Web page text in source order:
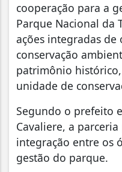
cooperação para a
Parque Nacional da
ações integradas
conservação
patrimônio
unidade de
Segundo o prefeito
Cavaliere, a
integração entre os
gestão do parque.